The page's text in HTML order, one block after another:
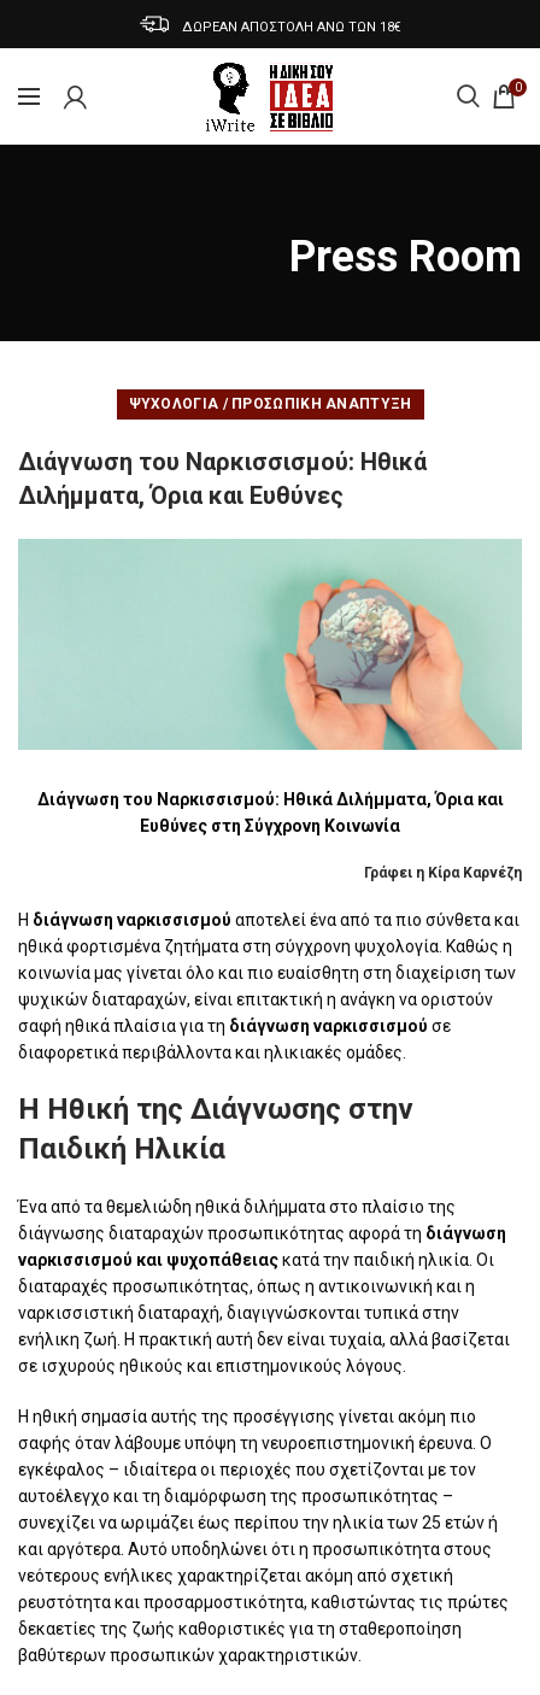
ΔΩΡΕΑΝ ΑΠΟΣΤΟΛΗ ΑΝΩ ΤΩΝ 18€
0
Press Room
ΨΥΧΟΛΟΓΊΑ / ΠΡΟΣΩΠΙΚΉ ΑΝΆΠΤΥΞΗ
Διάγνωση του Ναρκισσισμού: Ηθικά
Διλήμματα, Όρια και Ευθύνες
Διάγνωση του Ναρκισσισμού: Ηθικά Διλήμματα, Όρια και
Ευθύνες στη Σύγχρονη Κοινωνία
Γράφει η Κίρα Καρνέζη
Η διάγνωση ναρκισσισμού αποτελεί ένα από τα πιο σύνθετα και
ηθικά φορτισμένα ζητήματα στη σύγχρονη ψυχολογία. Καθώς η
κοινωνία μας γίνεται όλο και πιο ευαίσθητη στη διαχείριση των
ψυχικών διαταραχών, είναι επιτακτική η ανάγκη να οριστούν
σαφή ηθικά πλαίσια για τη διάγνωση ναρκισσισμού σε
διαφορετικά περιβάλλοντα και ηλικιακές ομάδες.
Η Ηθική της Διάγνωσης στην
Παιδική Ηλικία
Ένα από τα θεμελιώδη ηθικά διλήμματα στο πλαίσιο της
διάγνωσης διαταραχών προσωπικότητας αφορά τη διάγνωση
ναρκισσισμού και ψυχοπάθειαςκατά την παιδική ηλικία. Οι
διαταραχές προσωπικότητας, όπως η αντικοινωνική και η
ναρκισσιστική διαταραχή, διαγιγνώσκονται τυπικά στην
ενήλικη ζωή. Η πρακτική αυτή δεν είναι τυχαία, αλλά βασίζεται
σε ισχυρούς ηθικούς και επιστημονικούς λόγους.
Η ηθική σημασία αυτής της προσέγγισης γίνεται ακόμη πιο
σαφής όταν λάβουμε υπόψη τη νευροεπιστημονική έρευνα. Ο
εγκέφαλος – ιδιαίτερα οι περιοχές που σχετίζονται με τον
αυτοέλεγχο και τη διαμόρφωση της προσωπικότητας –
συνεχίζει να ωριμάζει έως περίπου την ηλικία των 25 ετών ή
και αργότερα. Αυτό υποδηλώνει ότι η προσωπικότητα στους
νεότερους ενήλικες χαρακτηρίζεται ακόμη από σχετική
ρευστότητα και προσαρμοστικότητα, καθιστώντας τις πρώτες
δεκαετίες της ζωής καθοριστικές για τη σταθεροποίηση
βαθύτερων προσωπικών χαρακτηριστικών.